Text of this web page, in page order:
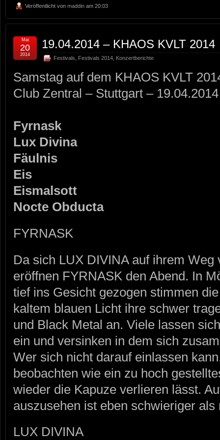
Veröffentlicht von maddin am 20:03
19.04.2014 – KHAOS KVLT 2014
Festivals Festivals 2014 Konzertberichte
Mai
20
2014
Samstag auf dem KHAOS KVLT
Club Zentral – Stuttgart – 19.04.2014
Fyrnask
Lux Divina
Fäulnis
Eis
Eismalsott
Nocte Obducta
FYRNASK
Da sich LUX DIVINA auf ihrem Weg
eröffnen FYRNASK den Abend. In
tief ins Gesicht gezogen stimmen
kaltem blauen Licht ihre schwer
und Black Metal an. Viele lassen
ein und versinken in dem sich
Wer sich nicht darauf einlassen
beobachten wie ein zu hoch
wieder die Kapuze verlieren lässt.
auszusehen ist eben schwieriger als
LUX DIVINA